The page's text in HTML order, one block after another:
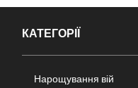
КАТЕГОРІЇ
Нарощування вій